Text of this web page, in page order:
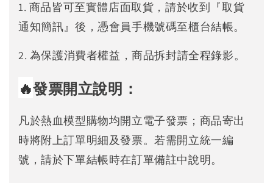
1. 商品皆可至實體店面取貨，請於收到『取貨
通知簡訊』後，憑會員手機號碼至櫃台結帳。
2. 為保護消費者權益，商品拆封請全程錄影。
🔥發票開立說明：
凡於熱血模型購物均開立電子發票；商品寄出
時將附上訂單明細及發票。若需開立統一編
號，請於下單結帳時在訂單備註中說明。